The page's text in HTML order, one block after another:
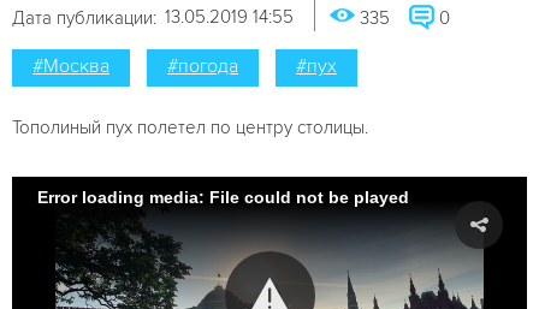
Дата публикации: 13.05.2019 14:55 335 0
#Москва #погода #пух
Тополиный пух полетел по центру столицы.
Error loading media: File could not be played